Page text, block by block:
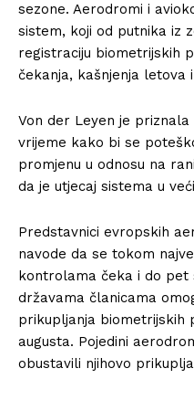
sezone. Aerodromi i
sistem, koji od putnika iz
registraciju biometrijskih
čekanja, kašnjenja letova
Von der Leyen je
vrijeme kako bi se
promjenu u odnosu na
da je utjecaj sistema u
Predstavnici evropskih
navode da se tokom
kontrolama čeka i do pet
državama članicama
prikupljanja biometrijskih
augusta. Pojedini
obustavili njihovo